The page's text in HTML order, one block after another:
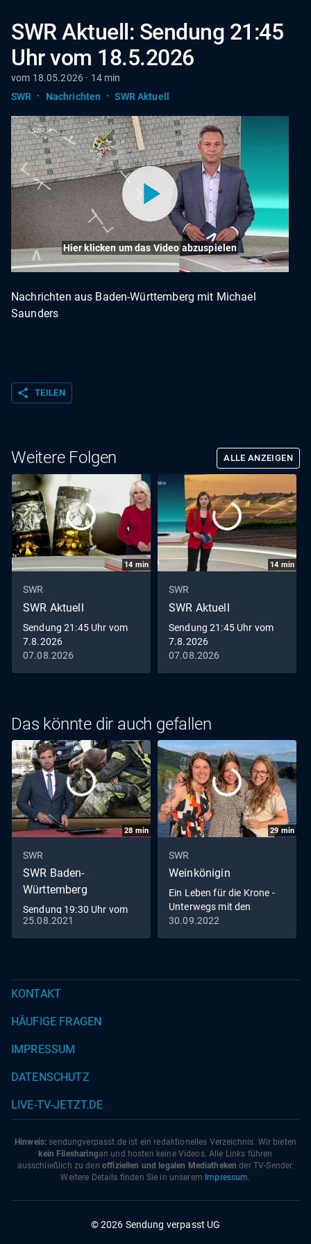
SWR Aktuell: Sendung 21:45
Uhr vom 18.5.2026
vom 18.05.2026 · 14 min
SWR
· Nachrichten · SWR Aktuell
Hier klicken um das Video abzuspielen
Nachrichten aus Baden-Württemberg mit Michael
Saunders
share TEILEN
Weitere Folgen ALLE ANZEIGEN
14 min
SWR
SWR Aktuell
Sendung 21:45 Uhr vom
7.8.2026
07.08.2026
14 min
SWR
SWR Aktuell
Sendung 21:45 Uhr vom
7.8.2026
07.08.2026
Das könnte dir auch gefallen
28min
SWR
SWR Baden-
Württemberg
Sendung 19:30 Uhr vom
25.8.2021
25.08.2021
29min
SWR
Weinkönigin
Ein Leben für die Krone -
Unterwegs mit den
Weinköniginnen
30.09.2022
KONTAKT
HÄUFIGE FRAGEN
IMPRESSUM
DATENSCHUTZ
LIVE-TV-JETZT.DE
Hinweis: sendungverpasst.de ist ein redaktionelles Verzeichnis. Wir bieten
kein Filesharingan und hosten keine Videos. Alle Links führen
ausschließlich zu den offiziellen und legalen Mediatheken der TV-Sender.
Weitere Details finden Sie in unserem Impressum.
© 2026 Sendung verpasst UG